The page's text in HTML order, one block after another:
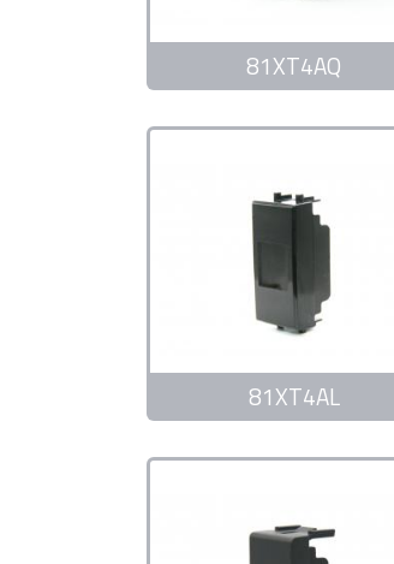
81XT4AQ
81XT4AL